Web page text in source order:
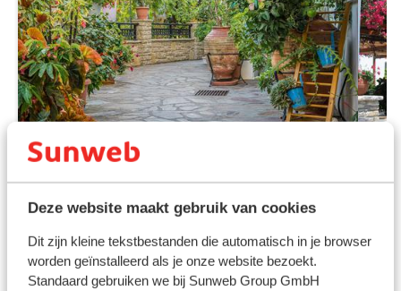
Deze website maakt gebruik van cookies
Dit zijn kleine tekstbestanden die automatisch in je browser
worden geïnstalleerd als je onze website bezoekt.
Standaard gebruiken we bij Sunweb Group GmbH
Hotel Golden Sun
Kokkari Samos Griekenland
Typisch Grieks adresje
Loopafstand van strand & centrum